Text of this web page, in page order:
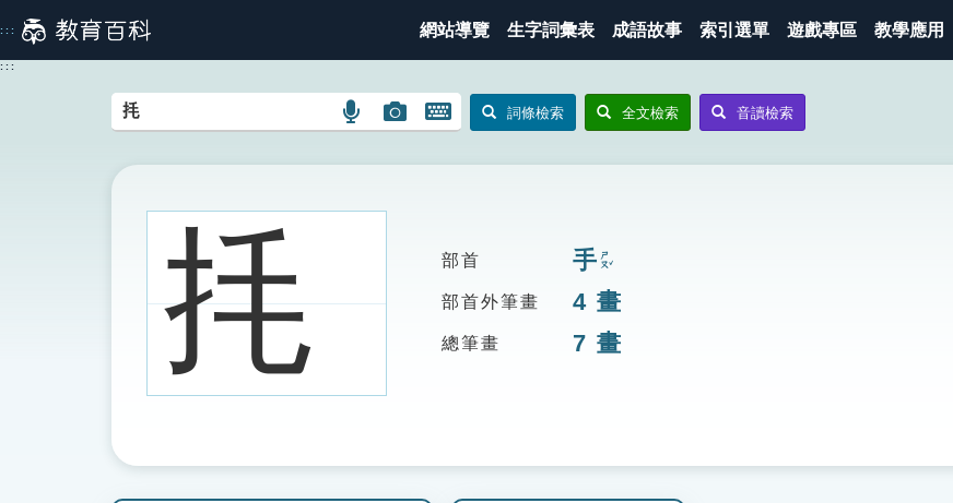
到
主
::: 網站導覽 生字詞彙表 成語故事 索引選單 遊戲專區 教學應用
:::
語
搜
圖
圖
搜
開
鍵
詞條檢索 全文檢索 音讀檢索
㧌 部首 手ㄕㄡˇ
部首外筆畫 4 畫
總筆畫 7 畫